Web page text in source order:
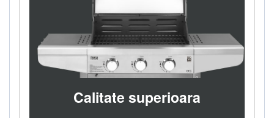
Calitate superioara